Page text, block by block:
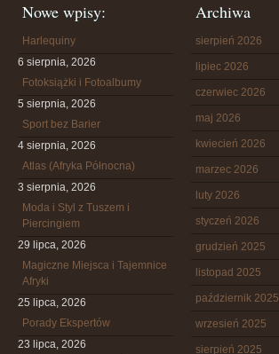
Nowe wpisy:
Harlequiny
6 sierpnia, 2026
Fotoksiążki i Fotoalbumy
5 sierpnia, 2026
Sport bez Barier
4 sierpnia, 2026
Atlas (Afryka Północna)
3 sierpnia, 2026
Moda i Styl z Tuszem i
Piercingiem
29 lipca, 2026
Magiczne Miejsca i Tajemnice
Afryki
25 lipca, 2026
Porady Ekspertów
23 lipca, 2026
Archiwa
sierpień 2026
lipiec 2026
czerwiec 2026
maj 2026
kwiecień 2026
marzec 2026
luty 2026
styczeń 2026
grudzień 2025
listopad 2025
październik 2025
wrzesień 2025
sierpień 2025